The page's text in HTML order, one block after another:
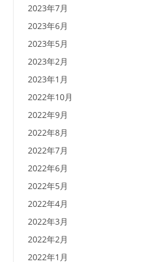
2023年7月
2023年6月
2023年5月
2023年2月
2023年1月
2022年10月
2022年9月
2022年8月
2022年7月
2022年6月
2022年5月
2022年4月
2022年3月
2022年2月
2022年1月